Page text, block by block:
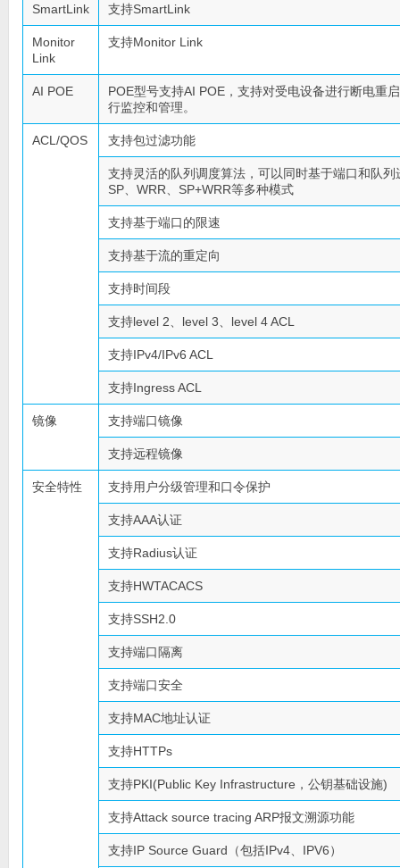
SmartLink 支持SmartLink
Monitor
Link
支持Monitor Link
AI POE
POE型号支持AI POE，支持对受电设备进行断电重
行监控和管理。
ACL/QOS 支持包过滤功能
支持灵活的队列调度算法，可以同时基于端口和队列
SP、WRR、SP+WRR等多种模式
支持基于端口的限速
支持基于流的重定向
支持时间段
支持level 2、level 3、level 4 ACL
支持IPv4/IPv6 ACL
支持Ingress ACL
镜像 支持端口镜像
支持远程镜像
安全特性 支持用户分级管理和口令保护
支持AAA认证
支持Radius认证
支持HWTACACS
支持SSH2.0
支持端口隔离
支持端口安全
支持MAC地址认证
支持HTTPs
支持PKI(Public Key Infrastructure，公钥基础设施)
支持Attack source tracing ARP报文溯源功能
支持IP Source Guard（包括IPv4、IPV6）